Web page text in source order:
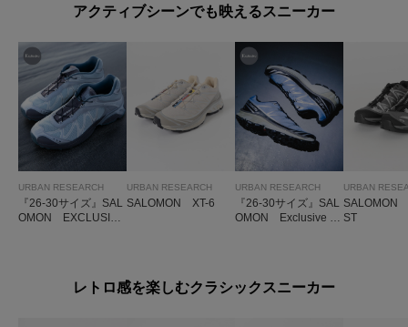
アクティブシーンでも映えるスニーカー
URBAN RESEARCH
『26-30サイズ』SAL
OMON EXCLUSIV
URBAN RESEARCH
SALOMON XT-6
URBAN RESEARCH
『26-30サイズ』SAL
OMON Exclusive X
URBAN
SALOMON
ST
レトロ感を楽しむクラシックスニーカー